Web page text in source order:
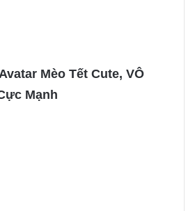
Mèo Tết Cute, VÔ
Mạnh